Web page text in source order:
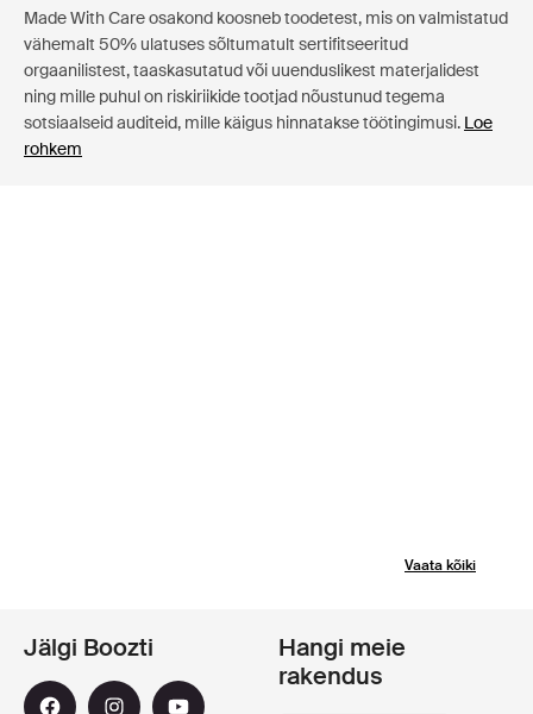
Made With Care osakond koosneb toodetest, mis on valmistatud
vähemalt 50% ulatuses sõltumatult sertifitseeritud
orgaanilistest, taaskasutatud või uuenduslikest materjalidest
ning mille puhul on riskiriikide tootjad nõustunud tegema
sotsiaalseid auditeid, mille käigus hinnatakse töötingimusi. Loe
rohkem
Vaata kõiki
Jälgi Boozti
Hangi meie
rakendus